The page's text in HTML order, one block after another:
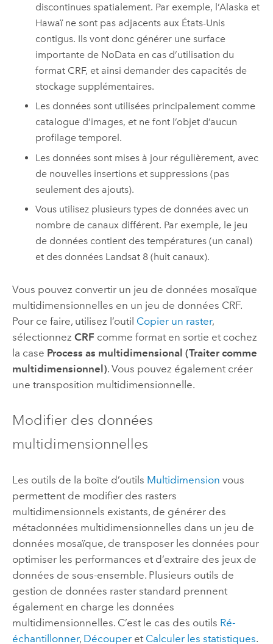
discontinues spatialement. Par exemple, l’Alaska et
Hawaï ne sont pas adjacents aux États-Unis
contigus. Ils vont donc générer une surface
importante de NoData en cas d’utilisation du
format CRF, et ainsi demander des capacités de
stockage supplémentaires.
Les données sont utilisées principalement comme
catalogue d’images, et ne font l’objet d’aucun
profilage temporel.
Les données sont mises à jour régulièrement, avec
de nouvelles insertions et suppressions (pas
seulement des ajouts).
Vous utilisez plusieurs types de données avec un
nombre de canaux différent. Par exemple, le jeu
de données contient des températures (un canal)
et des données Landsat 8 (huit canaux).
Vous pouvez convertir un jeu de données mosaïque
multidimensionnelles en un jeu de données CRF.
Pour ce faire, utilisez l’outil Copier un raster,
sélectionnez CRF comme format en sortie et cochez
la case Process as multidimensional (Traiter comme
multidimensionnel). Vous pouvez également créer
une transposition multidimensionnelle.
Modifier des données
multidimensionnelles
Les outils de la boîte d’outils Multidimension vous
permettent de modifier des rasters
multidimensionnels existants, de générer des
métadonnées multidimensionnelles dans un jeu de
données mosaïque, de transposer les données pour
optimiser les performances et d’extraire des jeux de
données de sous-ensemble. Plusieurs outils de
gestion de données raster standard prennent
également en charge les données
multidimensionnelles. C’est le cas des outils Ré-
échantillonner, Découperet Calculer les statistiques.